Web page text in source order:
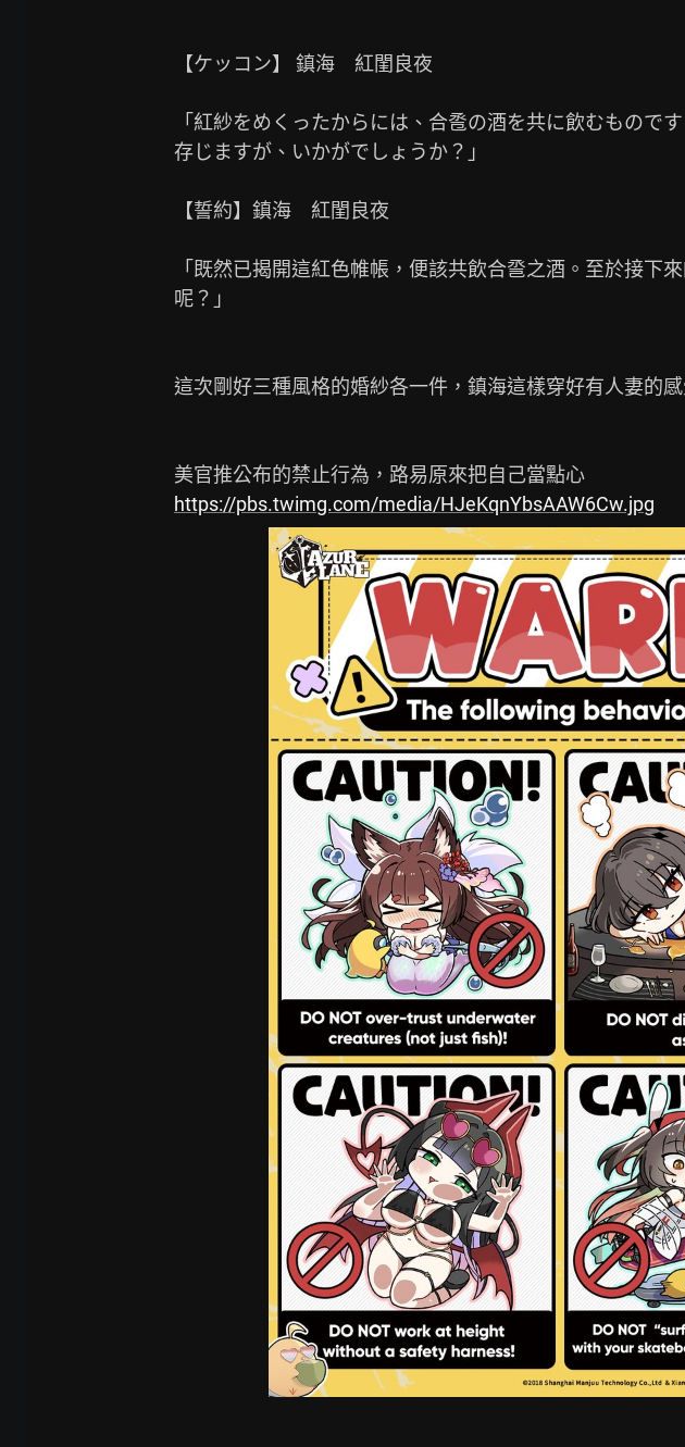
【ケッコン】 鎮海　紅閨良夜
「紅紗をめくったからには、合卺の酒を共に飲むもので
存じますが、いかがでしょうか？」
【誓約】鎮海　紅閨良夜
「既然已揭開這紅色帷帳，便該共飲合巹之酒。至於接
呢？」
這次剛好三種風格的婚紗各一件，鎮海這樣穿好有人妻的
https://pbs.twimg.com/media/HJeKqnYbsAAW6Cw.jpg